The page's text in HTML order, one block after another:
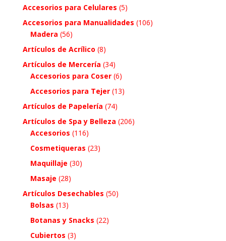
Accesorios para Celulares (5)
Accesorios para Manualidades (106)
Madera (56)
Artículos de Acrílico (8)
Artículos de Mercería (34)
Accesorios para Coser (6)
Accesorios para Tejer (13)
Artículos de Papelería (74)
Artículos de Spa y Belleza (206)
Accesorios (116)
Cosmetiqueras (23)
Maquillaje (30)
Masaje (28)
Artículos Desechables (50)
Bolsas (13)
Botanas y Snacks (22)
Cubiertos (3)